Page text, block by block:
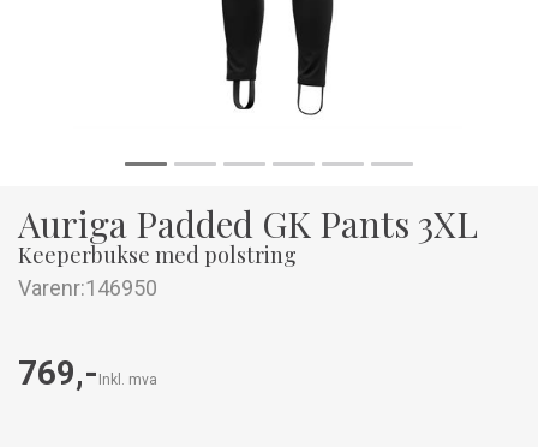
Auriga Padded GK Pants 3XL
Keeperbukse med polstring
Varenr:146950
769,- Inkl. mva